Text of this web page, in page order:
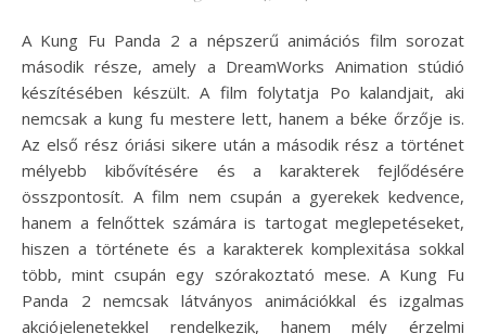
A Kung Fu Panda 2 a népszerű animációs film sorozat
második része, amely a DreamWorks Animation stúdió
készítésében készült. A film folytatja Po kalandjait, aki
nemcsak a kung fu mestere lett, hanem a béke őrzője is.
Az első rész óriási sikere után a második rész a történet
mélyebb kibővítésére és a karakterek fejlődésére
összpontosít. A film nem csupán a gyerekek kedvence,
hanem a felnőttek számára is tartogat meglepetéseket,
hiszen a története és a karakterek komplexitása sokkal
több, mint csupán egy szórakoztató mese. A Kung Fu
Panda 2 nemcsak látványos animációkkal és izgalmas
akciójelenetekkel rendelkezik, hanem mély érzelmi